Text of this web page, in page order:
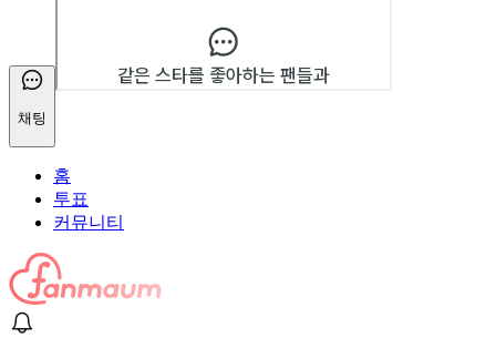
채팅
홈
투표
커뮤니티